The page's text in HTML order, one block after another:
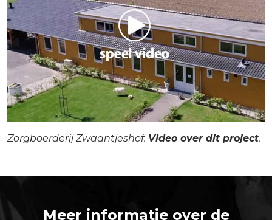
Zorgboerderij Zwaantjeshof. Video over dit project.
Meer informatie over de